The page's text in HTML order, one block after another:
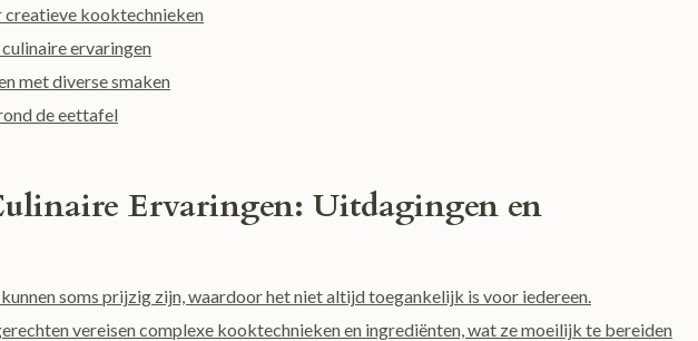
creatieve kooktechnieken
ervaringen
met diverse smaken
de eettafel
Ervaringen: Uitdagingen en
soms prijzig zijn, waardoor het niet altijd toegankelijk is voor iedereen.
vereisen complexe kooktechnieken en ingrediënten, wat ze moeilijk te bereiden